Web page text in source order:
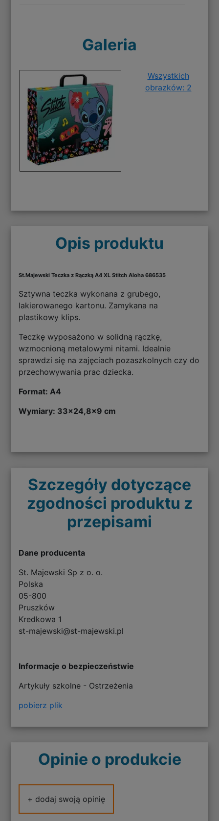
Galeria
Wszystkich
obrazków: 2
Opis produktu
St.Majewski Teczka z Rączką A4 XL Stitch Aloha 686535
Sztywna teczka wykonana z grubego,
lakierowanego kartonu. Zamykana na
plastikowy klips.
Teczkę wyposażono w solidną rączkę,
wzmocnioną metalowymi nitami. Idealnie
sprawdzi się na zajęciach pozaszkolnych czy do
przechowywania prac dziecka.
Format: A4
Wymiary: 33x24,8x9 cm
Szczegóły dotyczące
zgodności produktu z
przepisami
Dane producenta
St. Majewski Sp z o. o.
Polska
05-800
Pruszków
Kredkowa 1
st-majewski@st-majewski.pl
Informacje o bezpieczeństwie
Artykuły szkolne - Ostrzeżenia
pobierz plik
Opinie o produkcie
+ dodaj swoją opinię